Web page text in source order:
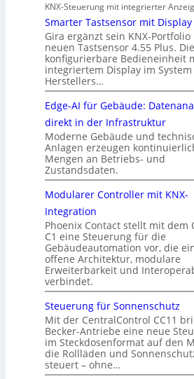
KNX-Steuerung mit integrierter
Smarter Tastsensor mit Display
Gira ergänzt sein KNX-
neuen Tastsensor 4.55 Plus.
konfigurierbare Bedieneinheit
integriertem Display im System
Herstellers…
Edge-AI für Gebäude:
direkt in der Infrastruktur
Moderne Gebäude und
Anlagen erzeugen
Mengen an Betriebs- und
Zustandsdaten.
Modularer Controller mit KNX-
Integration
Phoenix Contact stellt mit dem
C1 eine Steuerung für die
Gebäudeautomation vor, die
offene Architektur, modulare
Erweiterbarkeit und
verbindet.
Steuerung für Sonnenschutz
Mit der CentralControl CC11
Becker-Antriebe eine neue
im Steckdosenformat auf den
die Rollläden und
steuert – ohne…